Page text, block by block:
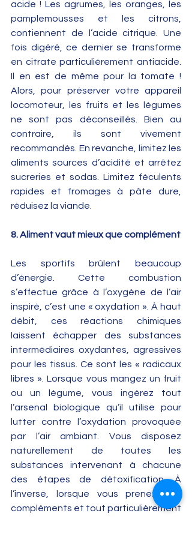
acide ! Les agrumes, les oranges, les
pamplemousses et les citrons,
contiennent de l’acide citrique. Une
fois digéré, ce dernier se transforme
en citrate particulièrement antiacide.
Il en est de même pour la tomate !
Alors, pour préserver votre appareil
locomoteur, les fruits et les légumes
ne sont pas déconseillés. Bien au
contraire, ils sont vivement
recommandés. En revanche, limitez les
aliments sources d’acidité et arrêtez
sucreries et sodas. Limitez féculents
rapides et fromages à pâte dure,
réduisez la viande.
8. Aliment vaut mieux que complément
Les sportifs brûlent beaucoup
d’énergie. Cette combustion
s’effectue grâce à l’oxygène de l’air
inspiré, c’est une « oxydation ». À haut
débit, ces réactions chimiques
laissent échapper des substances
intermédiaires oxydantes, agressives
pour les tissus. Ce sont les « radicaux
libres ». Lorsque vous mangez un fruit
ou un légume, vous ingérez tout
l’arsenal biologique qu’il utilise pour
lutter contre l’oxydation provoquée
par l’air ambiant. Vous disposez
naturellement de toutes les
substances intervenant à chacune
des étapes de détoxification. À
l’inverse, lorsque vous prenez des
compléments et tout particulièrement